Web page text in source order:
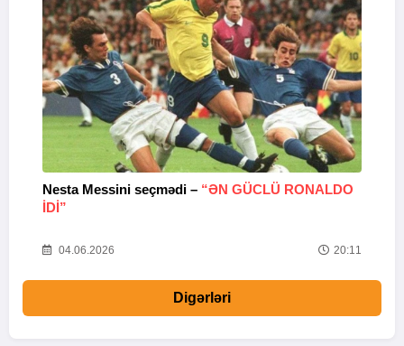
Nesta Messini seçmədi – “ƏN GÜCLÜ RONALDO
IDI”
04.06.2026 20:11
Digərləri